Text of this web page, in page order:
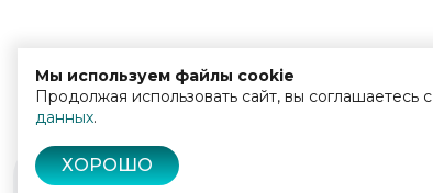
Мы используем файлы cookie
Продолжая использовать сайт, вы соглашаетесь с
данных.
ХОРОШО